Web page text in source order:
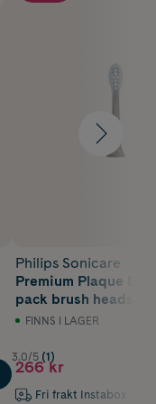
Philips Sonicare
Premium Plaque
pack brush heads
FINNS I LAGER
3.0/5 (1)
266 kr
Fri frakt Instabox